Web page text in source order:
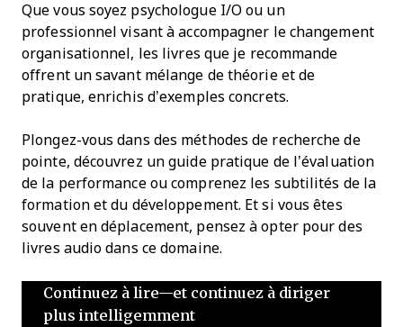
Que vous soyez psychologue I/O ou un
professionnel visant à accompagner le changement
organisationnel, les livres que je recommande
offrent un savant mélange de théorie et de
pratique, enrichis d’exemples concrets.
Plongez-vous dans des méthodes de recherche de
pointe, découvrez un guide pratique de l’évaluation
de la performance ou comprenez les subtilités de la
formation et du développement. Et si vous êtes
souvent en déplacement, pensez à opter pour des
livres audio dans ce domaine.
Continuez à lire—et continuez à diriger
plus intelligemment